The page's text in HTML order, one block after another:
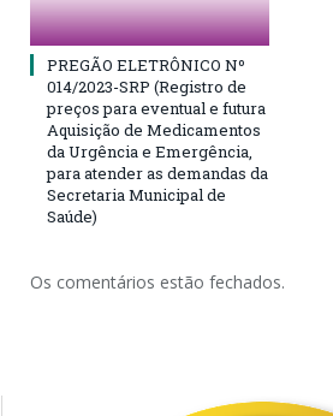
PREGÃO ELETRÔNICO Nº
014/2023-SRP (Registro de
preços para eventual e futura
Aquisição de Medicamentos
da Urgência e Emergência,
para atender as demandas da
Secretaria Municipal de
Saúde)
Os comentários estão fechados.